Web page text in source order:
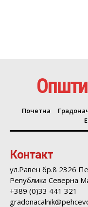
Почетна
Контакт
ул.Равен бр.8 2326
Република Северна
+389 (0)33 441 321